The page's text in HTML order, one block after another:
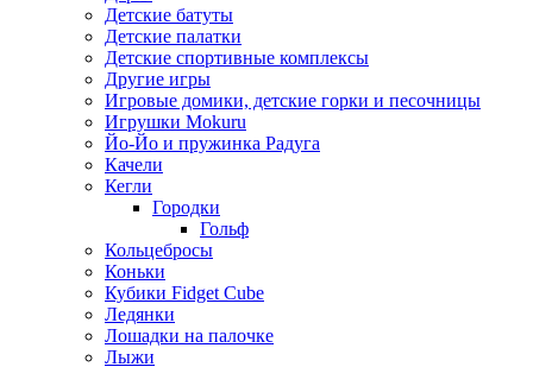
Детские батуты
Детские палатки
Детские спортивные комплексы
Другие игры
Игровые домики, детские горки и песочницы
Игрушки Mokuru
Йо-Йо и пружинка Радуга
Качели
Кегли
Городки
Гольф
Кольцебросы
Коньки
Кубики Fidget Cube
Ледянки
Лошадки на палочке
Лыжи